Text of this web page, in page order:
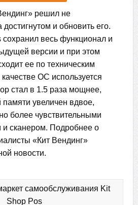
решил не
и обновить его.
весь функционал и
версии и при этом
ее по техническим
ОС используется
стал в 1.5 раза мощнее,
увеличен вдвое,
более чувствительными
и сканером. Подробнее о
«Кит Вендинг»
новости.